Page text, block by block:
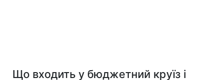
Що входить у бюджетний круїз і